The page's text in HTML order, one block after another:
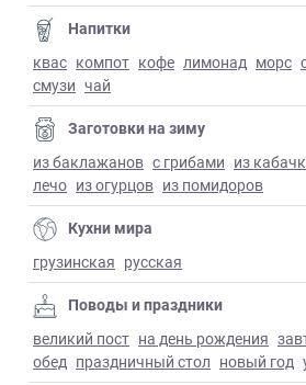
Напитки
квас компот кофе лимонад морс
смузи чай
Заготовки на зиму
из баклажанов с грибами из
лечо из огурцов из помидоров
Кухни мира
грузинская русская
Поводы и праздники
великий пост на день рождения
обед праздничный стол новый год